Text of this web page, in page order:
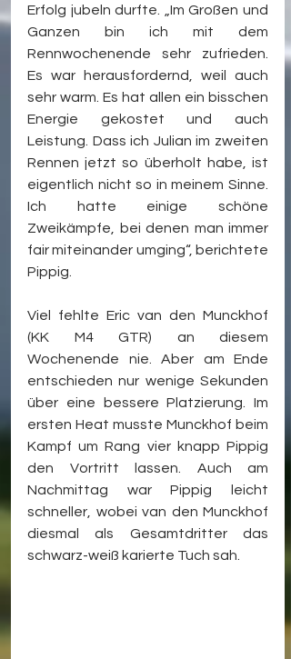
Erfolg jubeln durfte. „Im Großen und
Ganzen bin ich mit dem
Rennwochenende sehr zufrieden.
Es war herausfordernd, weil auch
sehr warm. Es hat allen ein bisschen
Energie gekostet und auch
Leistung. Dass ich Julian im zweiten
Rennen jetzt so überholt habe, ist
eigentlich nicht so in meinem Sinne.
Ich hatte einige schöne
Zweikämpfe, bei denen man immer
fair miteinander umging“, berichtete
Pippig.
Viel fehlte Eric van den Munckhof
(KK M4 GTR) an diesem
Wochenende nie. Aber am Ende
entschieden nur wenige Sekunden
über eine bessere Platzierung. Im
ersten Heat musste Munckhof beim
Kampf um Rang vier knapp Pippig
den Vortritt lassen. Auch am
Nachmittag war Pippig leicht
schneller, wobei van den Munckhof
diesmal als Gesamtdritter das
schwarz-weiß karierte Tuch sah.